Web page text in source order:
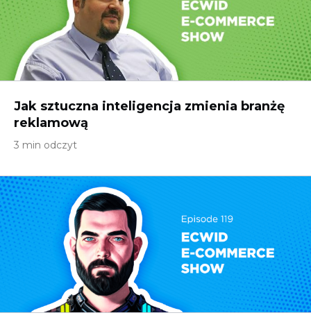
Jak sztuczna inteligencja zmienia branżę
reklamową
3 min odczyt